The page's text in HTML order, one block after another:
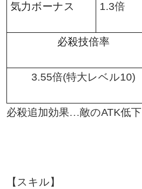
気力ボーナス 1.3倍
必殺技倍率
3.55倍(特大レベル10)
必殺追加効果…敵のATK低下
【スキル】